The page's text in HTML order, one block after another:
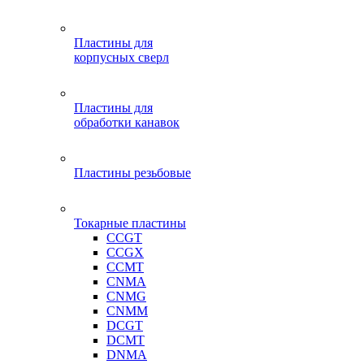
Пластины для
корпусных сверл
Пластины для
обработки канавок
Пластины резьбовые
Токарные пластины
CCGT
CCGX
CCMT
CNMA
CNMG
CNMM
DCGT
DCMT
DNMA